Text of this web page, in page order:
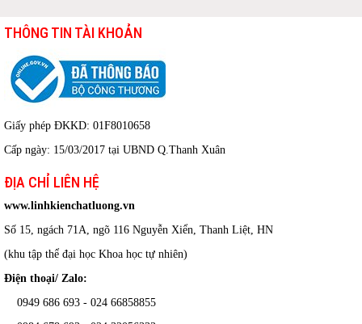
THÔNG TIN TÀI KHOẢN
Giấy phép ĐKKD: 01F8010658
Cấp ngày: 15/03/2017 tại UBND Q.Thanh Xuân
ĐỊA CHỈ LIÊN HỆ
www.linhkienchatluong.vn
Số 15, ngách 71A, ngõ 116 Nguyễn Xiển, Thanh Liệt, HN
(khu tập thể đại học Khoa học tự nhiên)
Điện thoại/ Zalo:
0949 686 693 - 024 66858855